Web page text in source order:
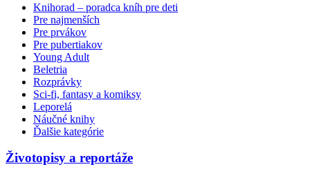
Knihorad – poradca kníh pre deti
Pre najmenších
Pre prvákov
Pre pubertiakov
Young Adult
Beletria
Rozprávky
Sci-fi, fantasy a komiksy
Leporelá
Náučné knihy
Ďalšie kategórie
Životopisy a reportáže